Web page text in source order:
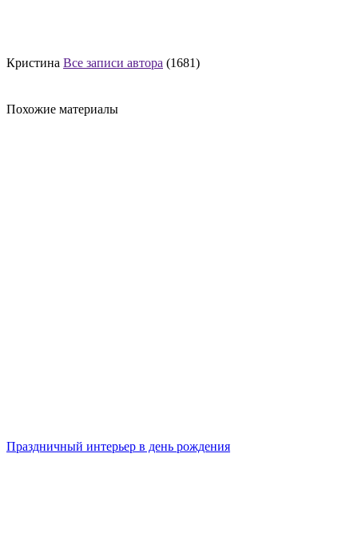
Кристина Все записи автора (1681)
Похожие материалы
Праздничный интерьер в день рождения